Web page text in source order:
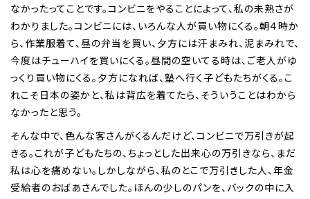
なかったってことです。コンビニをやることによって、私の未熟さが
わかりました。コンビニには、いろんな人が買い物にくる。朝４時か
ら、作業服着て、昼の弁当を買い、夕方には汗まみれ、泥まみれで、
今度はチューハイを買いにくる。昼間の空いてる時は、ご老人がゆ
っくり買い物にくる。夕方になれば、塾へ行く子どもたちがくる。こ
れこそ日本の姿かと、私は背広を着てたら、そういうことはわから
なかったと思う。
そんな中で、色んな客さんがくるんだけど、コンビニで万引きが起
きる。これが子どもたちの、ちょっとした出来心の万引きなら、まだ
私は心を痛めない。しかしながら、私のとこで万引きした人、年金
受給者のおばあさんでした。ほんの少しのパンを、バックの中に入